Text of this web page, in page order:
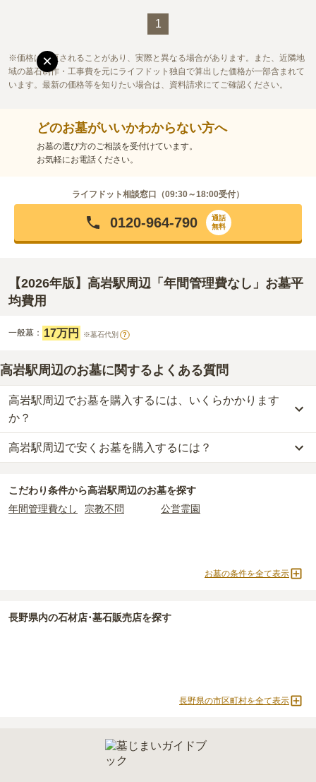
1
価格は変更されることがあり、実際と異なる場合があります。また、近隣地
域の墓石制作・工事費を元にライフドット独自で算出した価格が一部含まれて
います。最新の価格等を知りたい場合は、資料請求にてご確認ください。
どのお墓がいいかわからない方へ
お墓の選び方のご相談を受付けています。
お気軽にお電話ください。
ライフドット相談窓口（09:30～18:00受付）
0120-964-790
通話
無料
【2026年版】高岩駅周辺「年間管理費なし」お墓平
均費用
一般墓： 17万円 ※墓石代別 ?
高岩駅周辺のお墓に関するよくある質問
高岩駅周辺でお墓を購入するには、いくらかかります
か？
高岩駅周辺での購入費用の目安は、一般墓が約178万円
一般墓を建てる場合は、「永代使用料（土地代）」と「墓石代」の
高岩駅周辺の一般墓の永代使用料の平均は
県の平均161万円 です。いずれも区画の広さや墓石の大きさ・素材
：お墓を新しく建てた際に行う儀式のための費
すお布施、会食などの費用がかかります。
現地への見学が難しい場合は、資料請求でも各霊園の詳しい料金案
内を取り寄せることができます。
高岩駅周辺で安くお墓を購入するには？
で、17万円(墓石代別)からお求めいただけます。
一般的に最も費用を抑えられるのは、他の方のご遺骨と一緒に埋葬
価格の目安は、1名あたり5万円〜30万円程度です。
えてお墓を探すのがおすすめです。
こだわり条件から高岩駅周辺のお墓を探す
年間管理費なし
宗教不問 公営霊園
お墓の条件を全て表示
長野県内の石材店･墓石販売店を探す
長野県の市区町村を全て表示
×